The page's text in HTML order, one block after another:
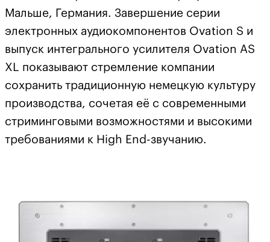
Мальше, Германия. Завершение серии
электронных аудиокомпонентов Ovation S и
выпуск интегрального усилителя Ovation AS
XL показывают стремление компании
сохранить традиционную немецкую культуру
производства, сочетая её с современными
стриминговыми возможностями и высокими
требованиями к High End-звучанию.